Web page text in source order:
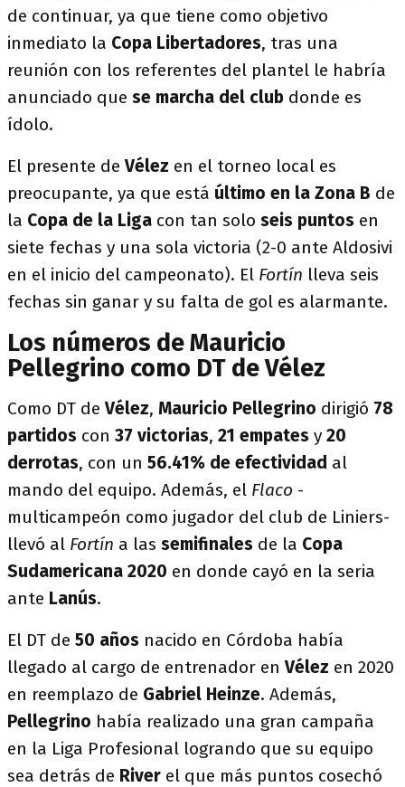
de continuar, ya que tiene como objetivo
inmediato la Copa Libertadores, tras una
reunión con los referentes del plantel le habría
anunciado que se marcha del club donde es
ídolo.
El presente deVélez en el torneo local es
preocupante, ya que está último en la Zona B de
la Copa de la Liga con tan solo seis puntos en
siete fechas y una sola victoria (2-0 ante Aldosivi
en el inicio del campeonato). El Fortín lleva seis
fechas sin ganar y su falta de gol es alarmante.
Los números de Mauricio
Pellegrino como DT de Vélez
Como DT deVélez, Mauricio Pellegrino dirigió 78
partidos con 37 victorias, 21 empates y 20
derrotas, con un 56.41% de efectividad al
mando del equipo. Además, el Flaco -
multicampeón como jugador del club de Liniers-
llevó al Fortín a las semifinales de la Copa
Sudamericana 2020 en donde cayó en la seria
ante Lanús.
El DT de 50 años nacido en Córdoba había
llegado al cargo de entrenador enVélez en 2020
en reemplazo de Gabriel Heinze. Además,
Pellegrino había realizado una gran campaña
en la Liga Profesional logrando que su equipo
sea detrás de River el que más puntos cosechó